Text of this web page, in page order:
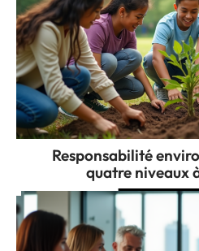
Responsabilité
quatre niveaux